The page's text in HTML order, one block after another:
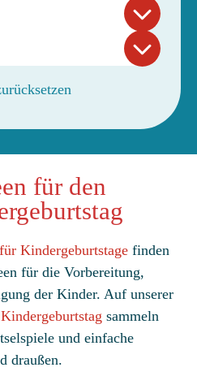
für den
Kindergeburtstage finden
für die Vorbereitung,
der Kinder. Auf unserer
sammeln
und einfache
draußen.